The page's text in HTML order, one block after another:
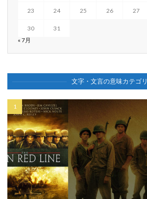
23 24 25 26 27
30
31
« 7月
文字・文言の意味カテゴリ